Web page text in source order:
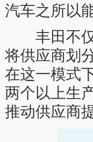
汽车之所以
丰田不仅
将供应商划
在这一模式
两个以上生
推动供应商